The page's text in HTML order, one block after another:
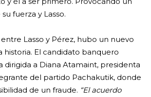
fuerza y Lasso.
Lasso y Pérez, hubo un nuevo
historia. El candidato banquero
dirigida a Diana Atamaint, presidenta
del partido Pachakutik, donde
de un fraude. “El acuerdo